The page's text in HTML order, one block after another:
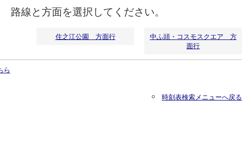
路線と方面を選択してください。
住之江公園 方面行
中ふ頭・コスモスクエア 方
面行
ら
時刻表検索メニューへ戻る